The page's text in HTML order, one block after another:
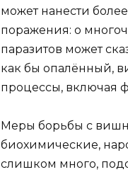
может нанести
поражения: о
паразитов может
как бы опалённый,
процессы, включая
Меры борьбы с
биохимические,
слишком много,